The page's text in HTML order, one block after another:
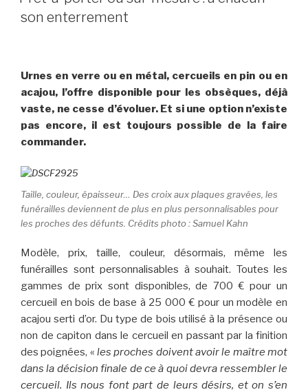
son enterrement
Urnes en verre ou en métal, cercueils en pin ou en
acajou, l’offre disponible pour les obsèques, déjà
vaste, ne cesse d’évoluer. Et si une option n’existe
pas encore, il est toujours possible de la faire
commander.
Taille, couleur, épaisseur… Des croix aux plaques gravées, les
funérailles deviennent de plus en plus personnalisables pour
les proches des défunts. Crédits photo : Samuel Kahn
Modèle, prix, taille, couleur, désormais, même les
funérailles sont personnalisables à souhait. Toutes les
gammes de prix sont disponibles, de 700 € pour un
cercueil en bois de base à 25 000 € pour un modèle en
acajou serti d’or. Du type de bois utilisé à la présence ou
non de capiton dans le cercueil en passant par la finition
des poignées, « les proches doivent avoir le maître mot
dans la décision finale de ce à quoi devra ressembler le
cercueil. Ils nous font part de leurs désirs, et on s’en